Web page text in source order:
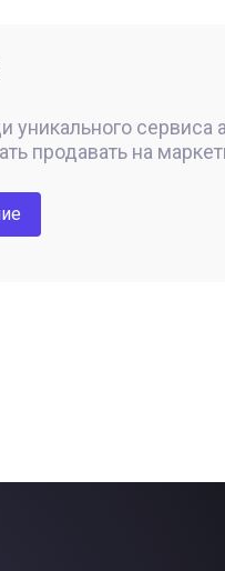
уникального сервиса
продавать на